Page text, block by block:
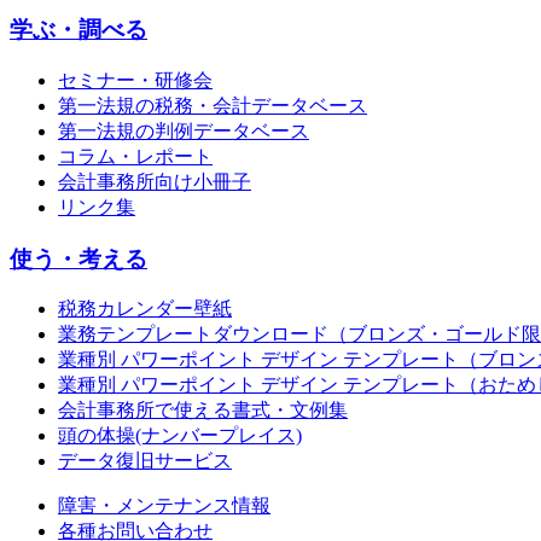
学ぶ・調べる
セミナー・研修会
第一法規の税務・会計データベース
第一法規の判例データベース
コラム・レポート
会計事務所向け小冊子
リンク集
使う・考える
税務カレンダー壁紙
業務テンプレートダウンロード（ブロンズ・ゴールド限
業種別 パワーポイント デザイン テンプレート（ブロン
業種別 パワーポイント デザイン テンプレート（おため
会計事務所で使える書式・文例集
頭の体操(ナンバープレイス)
データ復旧サービス
障害・メンテナンス情報
各種お問い合わせ